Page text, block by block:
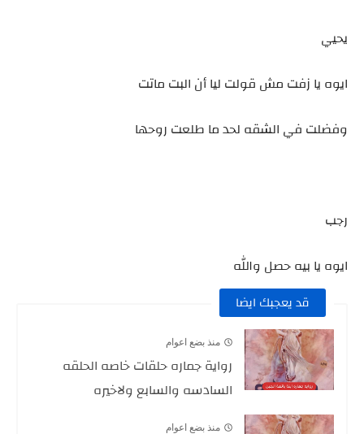
يحيي
ايوه يا زفت مش قولت ليا أن البت ماتت
وفضلت في الشقه لحد ما طلعت روحها
رجب
ايوه يا بيه حصل والله
قد يعجبك ايضا
منذ بضع اعوام
رواية جماره حلقات خاصه الحلقه
السادسه والسابع ولاخيره
منذ بضع اعوام